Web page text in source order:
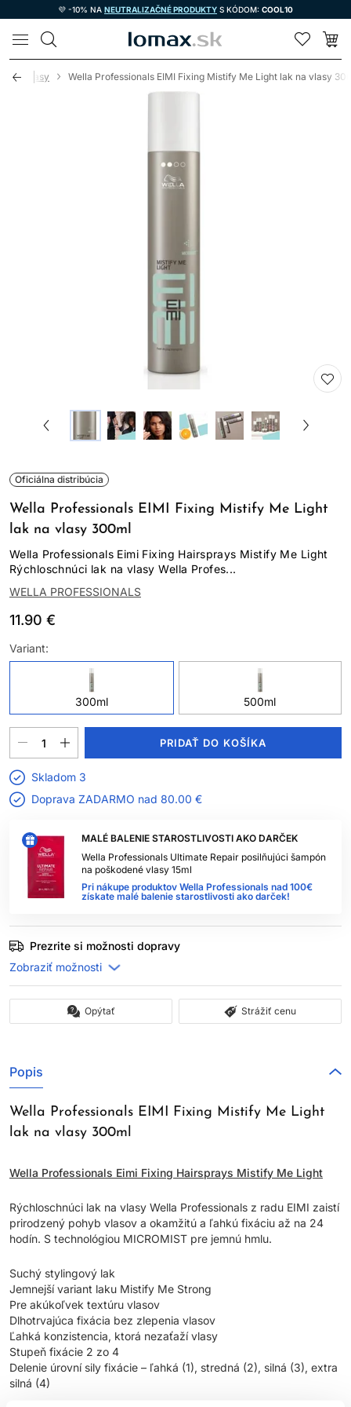
💜 -10% NA NEUTRALIZAČNÉ PRODUKTY S KÓDOM: COOL10
LOMAX
na vlasy Wella Professionals EIMI Fixing Mistify Me Light lak na vlasy
Oficiálna distribúcia
Wella Professionals EIMI Fixing Mistify Me Light
lak na vlasy 300ml
Wella Professionals Eimi Fixing Hairsprays Mistify Me Light
Rýchloschnúci lak na vlasy Wella Profes...
WELLA PROFESSIONALS
11.90 €
MALÉ BALENIE STAROSTLIVOSTI AKO DARČEK
Wella Professionals Ultimate Repair posilňujúci šampón
na poškodené vlasy 15ml
Pri nákupe produktov Wella Professionals nad 100€
získate malé balenie starostlivosti ako darček!
Variant:
300ml 500ml
PRIDAŤ DO KOŠÍKA
Skladom 3
Doprava ZADARMO nad 80.00 €
Prezrite si možnosti dopravy
Opýtať Strážiť cenu
Popis
Wella Professionals EIMI Fixing Mistify Me Light
lak na vlasy 300ml
Wella Professionals Eimi Fixing Hairsprays Mistify Me Light
Rýchloschnúci lak na vlasy Wella Professionals z radu EIMI zaistí
prirodzený pohyb vlasov a okamžitú a ľahkú fixáciu až na 24
hodín. S technológiou MICROMIST pre jemnú hmlu.
Suchý stylingový lak
Jemnejší variant laku Mistify Me Strong
Pre akúkoľvek textúru vlasov
Dlhotrvajúca fixácia bez zlepenia vlasov
Ľahká konzistencia, ktorá nezaťaží vlasy
Stupeň fixácie 2 zo 4
Delenie úrovní sily fixácie – ľahká (1), stredná (2), silná (3), extra
silná (4)